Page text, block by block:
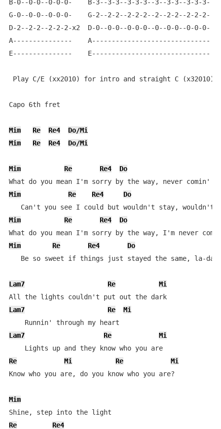
B-0--0-0--0-0-0-    B-3--3-3--3-3-3--3--3-3--3-3-
G-0--0-0--0-0-0-    G-2--2-2--2-2-2--2--2-2--2-2-
D-2--2-2--2-2-2-x2  D-0--0-0--0-0-0--0--0-0--0-0-
A---------------    A------------------------------
E---------------
Play C/E (xx2010) for intro and straight C (x32010)
Capo 6th fret
Mim Re Re4
Do/Mi
Mim
Re Re4 Do/Mi
Mim Re Re4 Do
Mim Re Re4 Do
Mim Re Re4 Do
Mim Re Re4
Do
Be so sweet if things just stayed the same, la-da
Lam7 Re
Mi
All the lights couldn't put out the dark
Lam7
Re
Mi
Lam7
Re
Mi
    Lights up and they know who you are
Re
Mi Re
Mi
Know who you are, do you know who you are?
Mim
Re
Re4